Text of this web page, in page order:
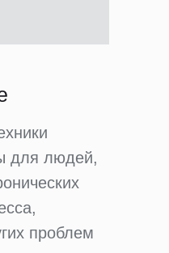
для людей,
проблем